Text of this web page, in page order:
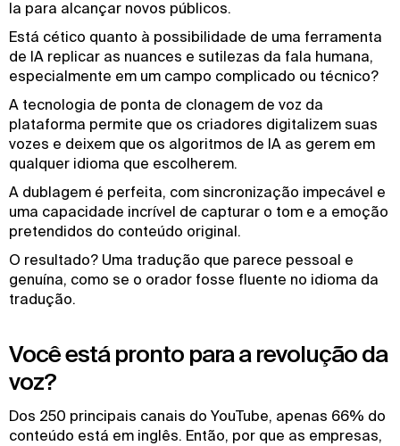
la para alcançar novos públicos.
Está cético quanto à possibilidade de uma ferramenta
de IA replicar as nuances e sutilezas da fala humana,
especialmente em um campo complicado ou técnico?
A tecnologia de ponta de clonagem de voz da
plataforma permite que os criadores digitalizem suas
vozes e deixem que os algoritmos de IA as gerem em
qualquer idioma que escolherem.
A dublagem é perfeita, com sincronização impecável e
uma capacidade incrível de capturar o tom e a emoção
pretendidos do conteúdo original.
O resultado? Uma tradução que parece pessoal e
genuína, como se o orador fosse fluente no idioma da
tradução.
Você está pronto para a revolução da
voz?
Dos 250 principais canais do YouTube, apenas 66% do
conteúdo está em inglês. Então, por que as empresas,